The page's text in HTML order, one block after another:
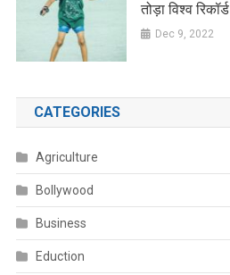
तोड़ा विश्व रिकॉर्ड
Dec 9, 2022
CATEGORIES
Agriculture
Bollywood
Business
Eduction